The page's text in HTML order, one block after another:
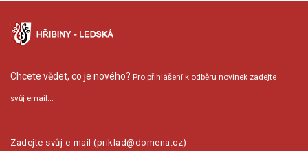
Chcete vědet, co je nového? Pro přihlášení k odběru novinek zadejte
svůj email...